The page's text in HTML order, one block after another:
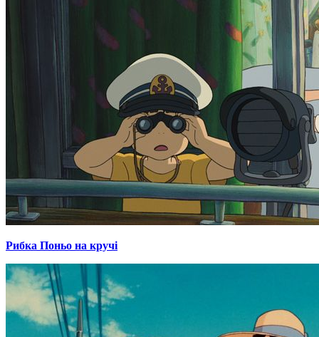
Рибка Поньо на кручі